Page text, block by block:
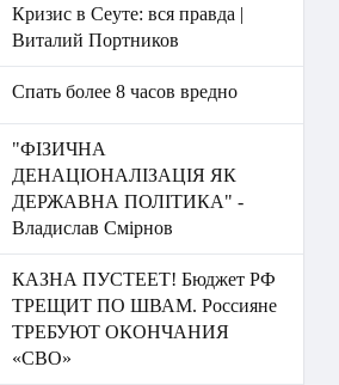
Кризис в Сеуте: вся правда |
Виталий Портников
Спать более 8 часов вредно
"ФІЗИЧНА
ДЕНАЦІОНАЛІЗАЦІЯ ЯК
ДЕРЖАВНА ПОЛІТИКА" -
Владислав Смірнов
КАЗНА ПУСТЕЕТ! Бюджет РФ
ТРЕЩИТ ПО ШВАМ. Россияне
ТРЕБУЮТ ОКОНЧАНИЯ
«СВО»